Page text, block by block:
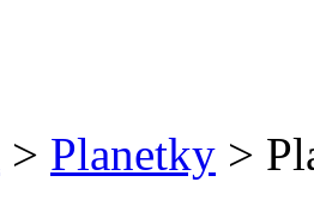
> Planetky >